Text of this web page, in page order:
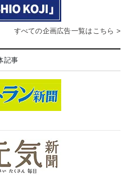
すべての企画広告一覧はこちら >
記事